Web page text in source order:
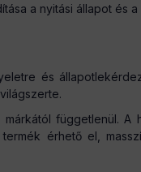
a nyitási állapot és a
és
függetlenül. A
érhető el,